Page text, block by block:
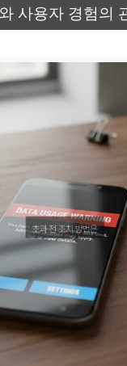
사용자 경험의